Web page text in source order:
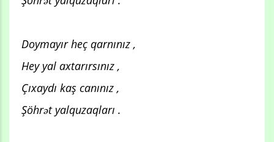
Doymayır heç qarnınız ,
Hey yal axtarırsınız ,
Çıxaydı kaş canınız ,
Şöhrət yalquzaqları .